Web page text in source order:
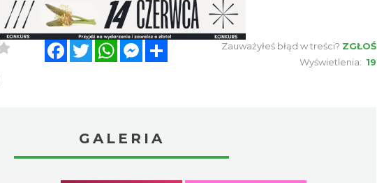
FacebookTwitterWhatsAppMessenger Zauważyłeś błąd w treści? ZGŁOŚ
Wyświetlenia: 19
GALERIA